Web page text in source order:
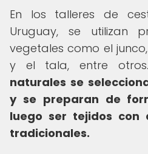
En los talleres de
Uruguay, se utilizan
vegetales como el
y el tala, entre
naturales se
y se preparan de
luego ser tejidos con
tradicionales.